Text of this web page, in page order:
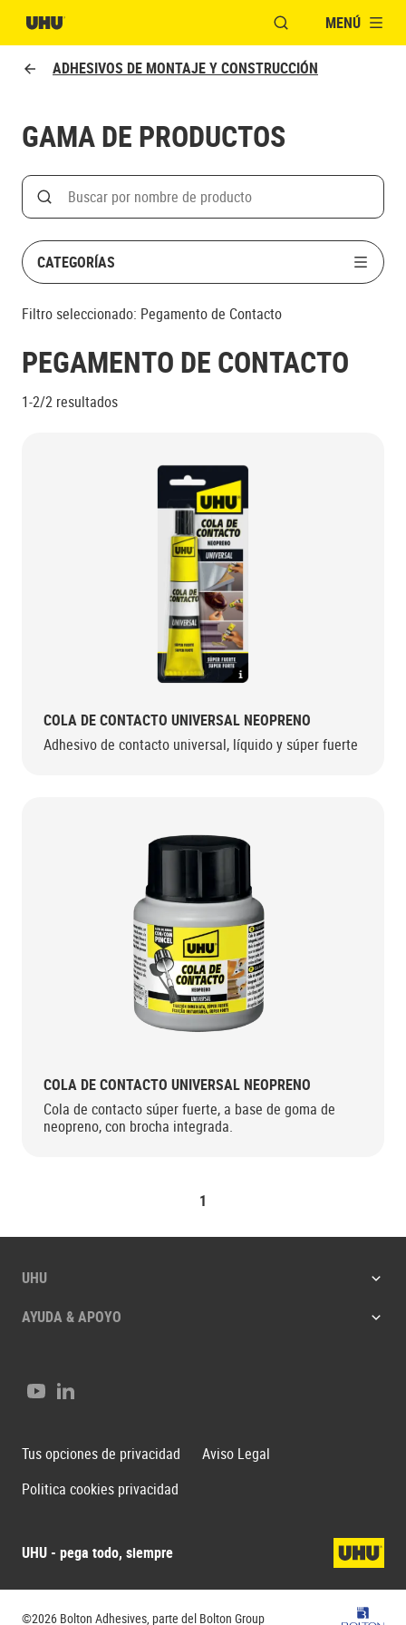
ABRIR VENTANA
MENÚ
ADHESIVOS DE MONTAJE Y CONSTRUCCIÓN
GAMA DE PRODUCTOS
Search
Buscar por nombre de producto
CATEGORÍAS
Filtro seleccionado: Pegamento de Contacto
PEGAMENTO DE CONTACTO
1-2/2 resultados
COLA DE CONTACTO UNIVERSAL NEOPRENO
Adhesivo de contacto universal, líquido y súper fuerte
COLA DE CONTACTO UNIVERSAL NEOPRENO
Cola de contacto súper fuerte, a base de goma de
neopreno, con brocha integrada.
1
UHU
AYUDA & APOYO
UHU - pega todo, siempre
YoutubeLinkedIn
Tus opciones de privacidad
Aviso Legal
Politica cookies privacidad
©2026 Bolton Adhesives, parte del Bolton Group Bolton